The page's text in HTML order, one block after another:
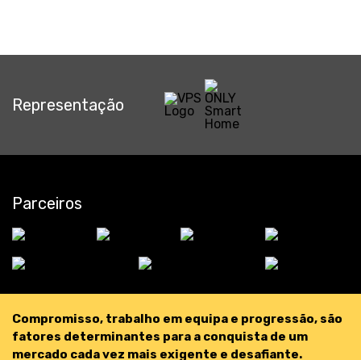
Representação
Parceiros
Compromisso, trabalho em equipa e progressão, são
fatores determinantes para a conquista de um
mercado cada vez mais exigente e desafiante.